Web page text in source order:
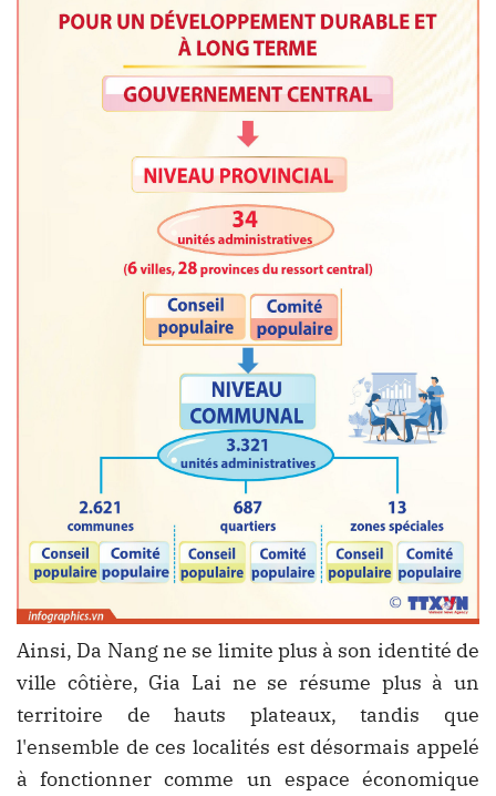
Ainsi, Da Nang ne se limite plus à son identité de
ville côtière, Gia Lai ne se résume plus à un
territoire de hauts plateaux, tandis que
l'ensemble de ces localités est désormais appelé
à fonctionner comme un espace économique